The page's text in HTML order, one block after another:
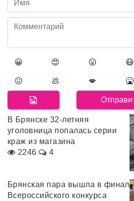
😀 😍 😛 😷
😖 💩 💋 🤮
В Брянске 32-летняя
уголовница попалась серии
краж из магазина
2246
4
Брянская пара вышла в финал
Всероссийского конкурса